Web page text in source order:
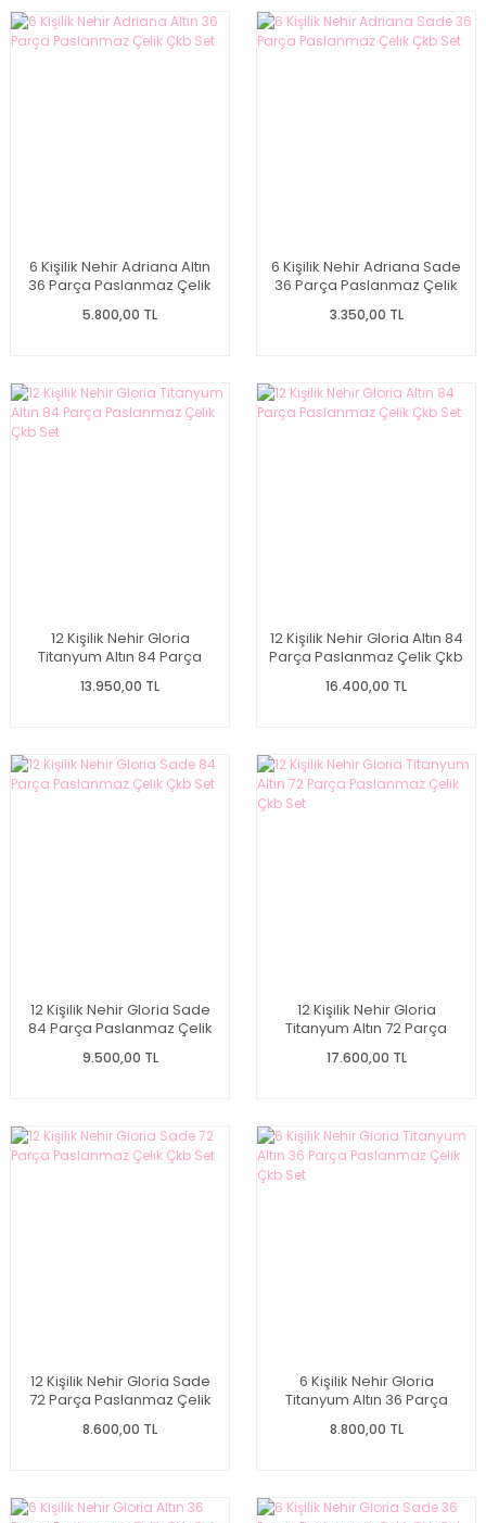
6 Kişilik Nehir Adriana Altın
36 Parça Paslanmaz Çelik
5.800,00 TL
6 Kişilik Nehir Adriana Sade
36 Parça Paslanmaz Çelik
3.350,00 TL
12 Kişilik Nehir Gloria
Titanyum Altın 84 Parça
13.950,00 TL
12 Kişilik Nehir Gloria Altın 84
Parça Paslanmaz Çelik Çkb
16.400,00 TL
12 Kişilik Nehir Gloria Sade
84 Parça Paslanmaz Çelik
9.500,00 TL
12 Kişilik Nehir Gloria
Titanyum Altın 72 Parça
17.600,00 TL
12 Kişilik Nehir Gloria Sade
72 Parça Paslanmaz Çelik
8.600,00 TL
6 Kişilik Nehir Gloria
Titanyum Altın 36 Parça
8.800,00 TL